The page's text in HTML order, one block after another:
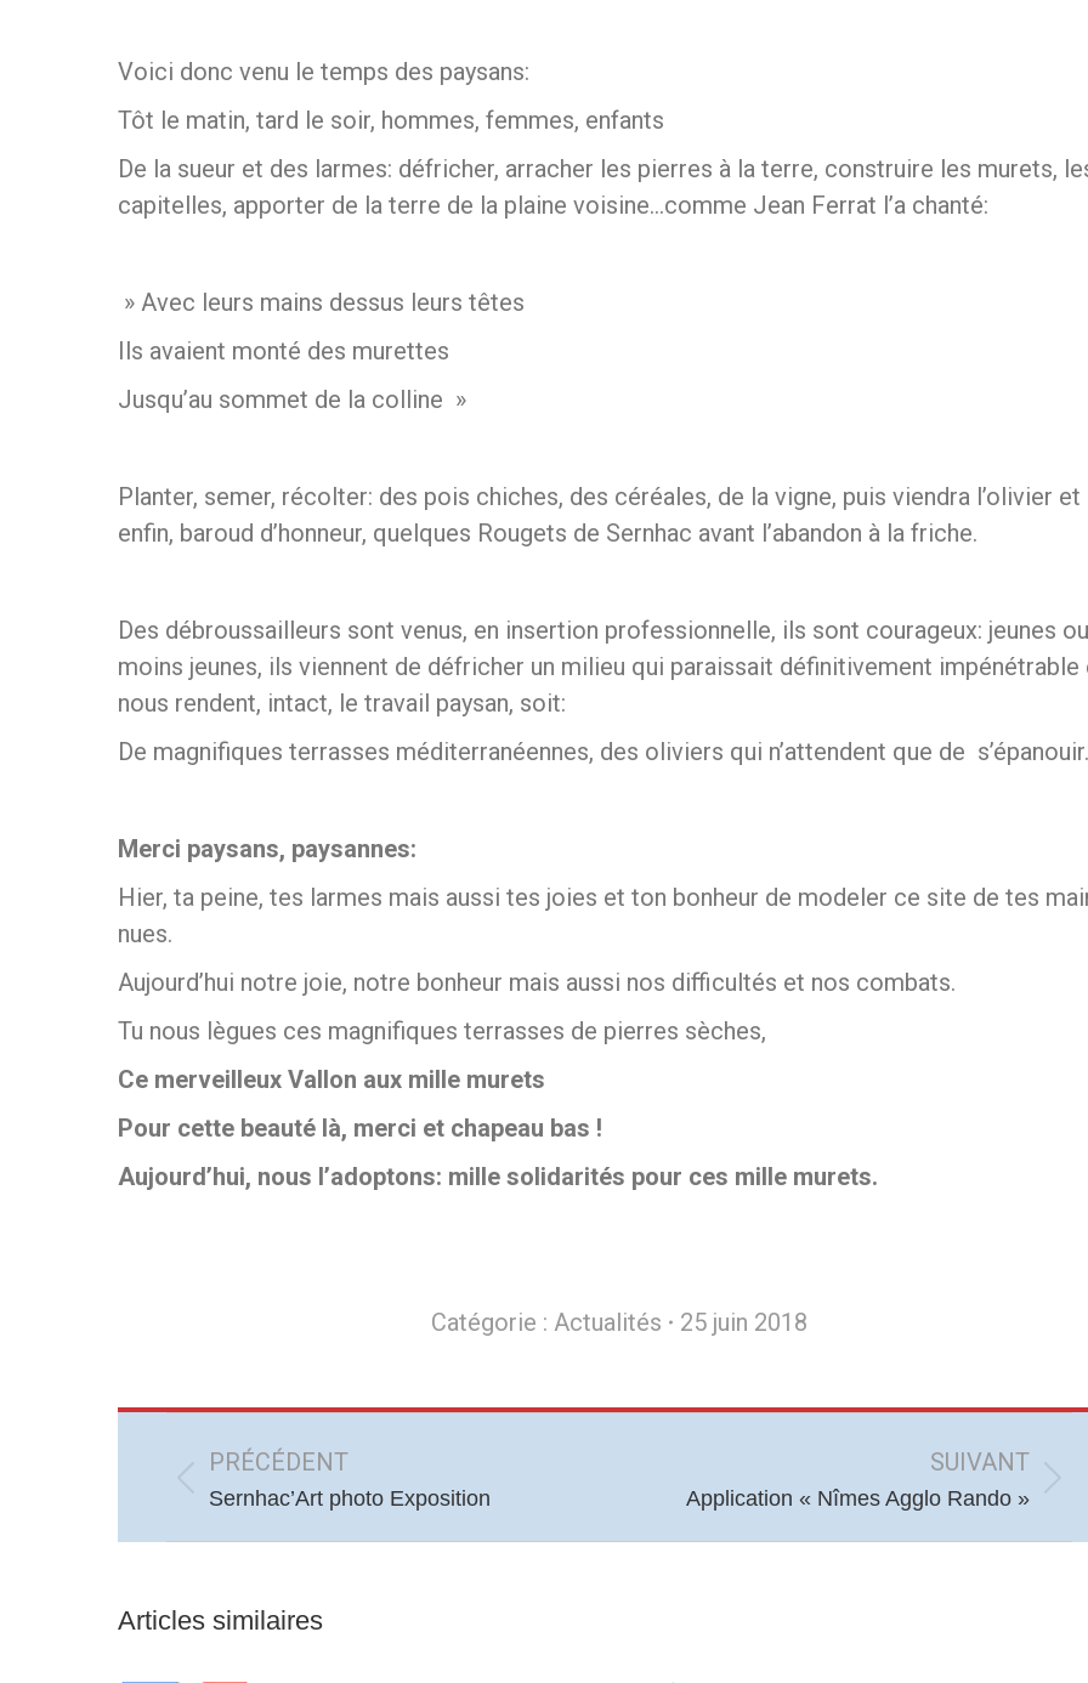
Voici donc venu le temps des paysans:
Tôt le matin, tard le soir, hommes, femmes, enfants
De la sueur et des larmes: défricher, arracher les pierres à la terre, construire les murets,
capitelles, apporter de la terre de la plaine voisine…comme Jean Ferrat l’a chanté:
» Avec leurs mains dessus leurs têtes
Ils avaient monté des murettes
Jusqu’au sommet de la colline »
Planter, semer, récolter: des pois chiches, des céréales, de la vigne, puis viendra l’olivier et
enfin, baroud d’honneur, quelques Rougets de Sernhac avant l’abandon à la friche.
Des débroussailleurs sont venus, en insertion professionnelle, ils sont courageux: jeunes ou
moins jeunes, ils viennent de défricher un milieu qui paraissait définitivement impénétrable
nous rendent, intact, le travail paysan, soit:
De magnifiques terrasses méditerranéennes, des oliviers qui n’attendent que de s’épanouir.
Merci paysans, paysannes:
Hier, ta peine, tes larmes mais aussi tes joies et ton bonheur de modeler ce site de tes
nues.
Aujourd’hui notre joie, notre bonheur mais aussi nos difficultés et nos combats.
Tu nous lègues ces magnifiques terrasses de pierres sèches,
Ce merveilleux Vallon aux mille murets
Pour cette beauté là, merci et chapeau bas !
Aujourd’hui, nous l’adoptons: mille solidarités pour ces mille murets.
Catégorie : Actualités 25 juin 2018
article
PRÉCÉDENT
Article
Sernhac’Art photo Exposition
SUIVANT
Article
Application « Nîmes Agglo Rando »
Articles similaires